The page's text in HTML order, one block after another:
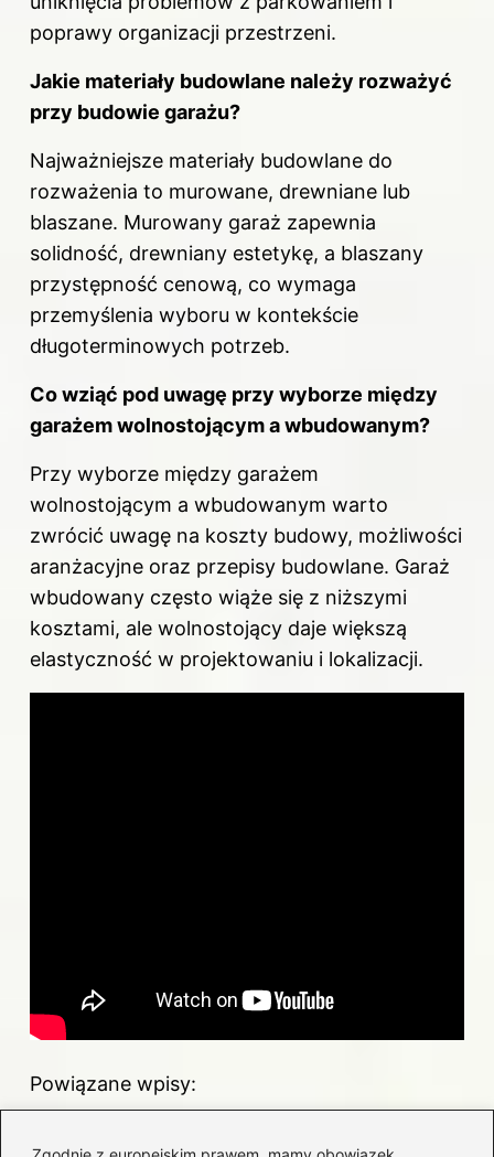
poprawy organizacji przestrzeni.
Jakie materiały budowlane należy rozważyć
przy budowie garażu?
Najważniejsze materiały budowlane do
rozważenia to murowane, drewniane lub
blaszane. Murowany garaż zapewnia
solidność, drewniany estetykę, a blaszany
przystępność cenową, co wymaga
przemyślenia wyboru w kontekście
długoterminowych potrzeb.
Co wziąć pod uwagę przy wyborze między
garażem wolnostojącym a wbudowanym?
Przy wyborze między garażem
wolnostojącym a wbudowanym warto
zwrócić uwagę na koszty budowy, możliwości
aranżacyjne oraz przepisy budowlane. Garaż
wbudowany często wiąże się z niższymi
kosztami, ale wolnostojący daje większą
elastyczność w projektowaniu i lokalizacji.
Powiązane wpisy: